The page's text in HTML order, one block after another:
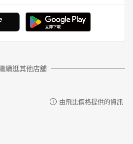
現代生活，一切講求快、快、快，一切
地追趕潮流，有可能迷失了自己；拚命
有「幸福人生」。時代是個不停旋轉的
。而你的孩子因為回首了過去，在成長
學，就像一般的家長，任他乖乖待在自
續逛其他店舖
由飛比價格提供的資訊